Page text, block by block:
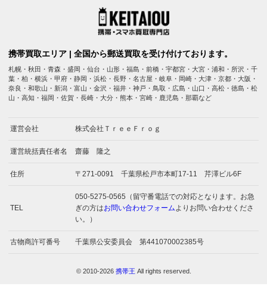
携帯買取エリア | 全国から郵送買取を受け付けております。
札幌・秋田・青森・盛岡・仙台・山形・福島・前橋・宇都宮・大宮・浦和・所沢・千
葉・柏・横浜・甲府・静岡・浜松・長野・名古屋・岐阜・岡崎・大津・京都・大阪・
奈良・和歌山・新潟・富山・金沢・福井・神戸・鳥取・広島・山口・高松・徳島・松
山・高知・福岡・佐賀・長崎・大分・熊本・宮崎・鹿児島・那覇など
運営会社 株式会社ＴｒｅｅＦｒｏｇ
運営統括責任者名 齋藤 隆之
住所 〒271-0091 千葉県松戸市本町17-11 芹澤ビル6F
TEL
050-5275-0565（留守番電話での対応となります。お急
ぎの方はお問い合わせフォーム よりお問い合わせくださ
い。）
古物商許可番号 千葉県公安委員会 第441070002385号
© 2010-2026 携帯王 All rights reserved.